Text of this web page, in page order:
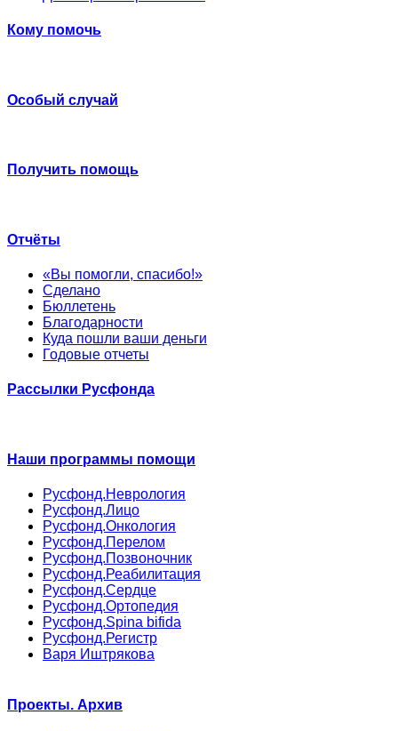
Кому помочь
Особый случай
Получить помощь
Отчёты
«Вы помогли, спасибо!»
Сделано
Бюллетень
Благодарности
Куда пошли ваши деньги
Годовые отчеты
Рассылки Русфонда
Наши программы помощи
Русфонд.Неврология
Русфонд.Лицо
Русфонд.Онкология
Русфонд.Перелом
Русфонд.Позвоночник
Русфонд.Реабилитация
Русфонд.Сердце
Русфонд.Ортопедия
Русфонд.Spina bifida
Русфонд.Регистр
Варя Иштрякова
Проекты. Архив